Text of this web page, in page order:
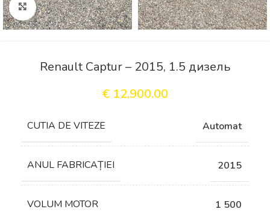
Click to enlarge
Renault Captur – 2015, 1.5 дизель
€ 12,900.00
СUTIA DE VITEZE Automat
ANUL FABRICAȚIEI 2015
VOLUM MOTOR 1 500